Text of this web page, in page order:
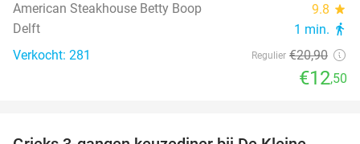
American Steakhouse Betty Boop
9.8 star
Delft 1 min. directions_walk
Verkocht: 281 Regulier €20,90
€12,50